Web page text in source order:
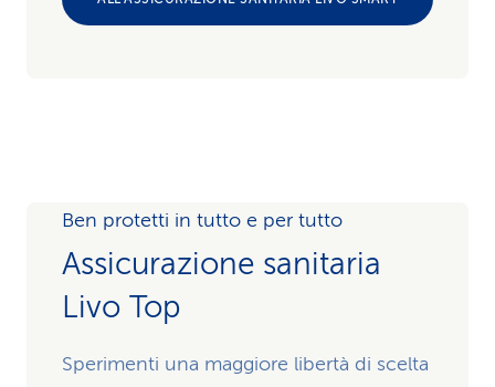
Ben protetti in tutto e per tutto
Assicurazione sanitaria
Livo Top
Sperimenti una maggiore libertà di scelta